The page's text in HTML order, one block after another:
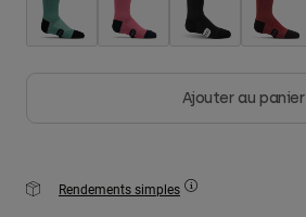
Ajouter au panier
Rendements simples